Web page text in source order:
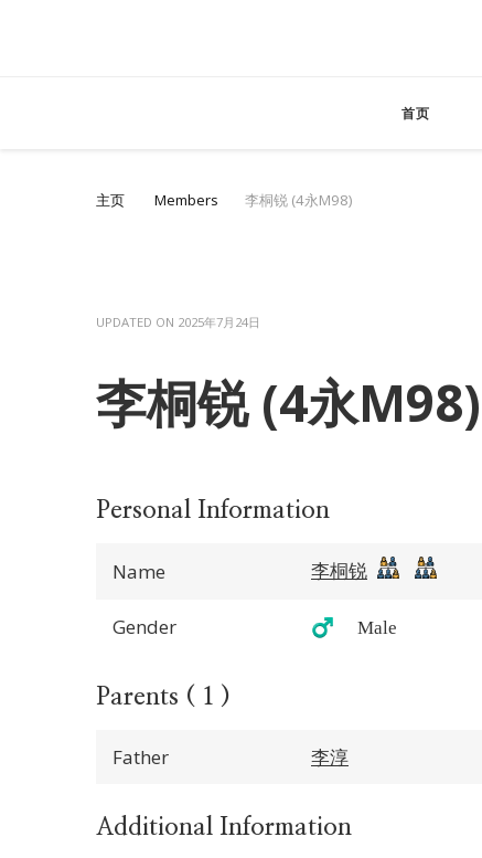
首页
主页 Members 李桐锐 (4永M98)
UPDATED ON 2025年7月24日
李桐锐 (4永M98)
Personal Information
Name 李桐锐
Gender ♂️ Male
Parents ( 1 )
Father 李淳
Additional Information